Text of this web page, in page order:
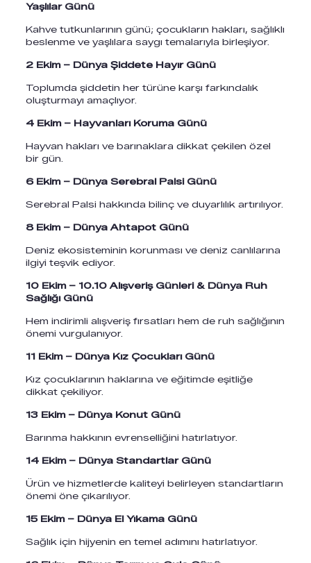
Yaşlılar Günü
Kahve tutkunlarının günü; çocukların hakları, sağlıklı
beslenme ve yaşlılara saygı temalarıyla birleşiyor.
2 Ekim – Dünya Şiddete Hayır Günü
Toplumda şiddetin her türüne karşı farkındalık
oluşturmayı amaçlıyor.
4 Ekim – Hayvanları Koruma Günü
Hayvan hakları ve barınaklara dikkat çekilen özel
bir gün.
6 Ekim – Dünya Serebral Palsi Günü
Serebral Palsi hakkında bilinç ve duyarlılık artırılıyor.
8 Ekim – Dünya Ahtapot Günü
Deniz ekosisteminin korunması ve deniz canlılarına
ilgiyi teşvik ediyor.
10 Ekim – 10.10 Alışveriş Günleri & Dünya Ruh
Sağlığı Günü
Hem indirimli alışveriş fırsatları hem de ruh sağlığının
önemi vurgulanıyor.
11 Ekim – Dünya Kız Çocukları Günü
Kız çocuklarının haklarına ve eğitimde eşitliğe
dikkat çekiliyor.
13 Ekim – Dünya Konut Günü
Barınma hakkının evrenselliğini hatırlatıyor.
14 Ekim – Dünya Standartlar Günü
Ürün ve hizmetlerde kaliteyi belirleyen standartların
önemi öne çıkarılıyor.
15 Ekim – Dünya El Yıkama Günü
Sağlık için hijyenin en temel adımını hatırlatıyor.